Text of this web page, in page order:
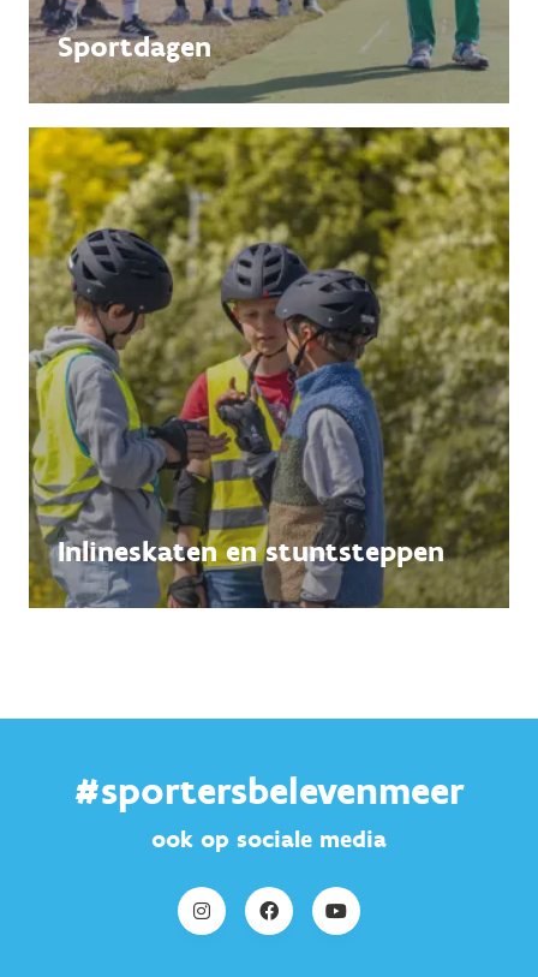
Sportdagen
Inlineskaten en stuntsteppen
#sportersbelevenmeer
ook op sociale media